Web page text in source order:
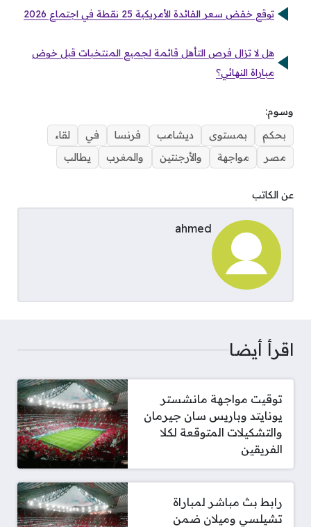
توقع خفض سعر الفائدة الأمريكية 25 نقطة في اجتماع 2026
هل لا تزال فرص التأهل قائمة لجميع المنتخبات قبل خوض
مباراة النهائي؟
وسوم:
بحكم
بمستوى ديشامب فرنسا في
لقاء
مصر
مواجهة والأرجنتين والمغرب يطالب
عن الكاتب
ahmed
اقرأ أيضا
توقيت مواجهة مانشستر
يونايتد وباريس سان جيرمان
والتشكيلات المتوقعة لكلا
الفريقين
رابط بث مباشر لمباراة
تشيلسي وميلان ضمن